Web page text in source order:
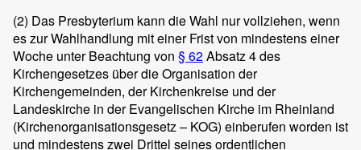
(2) Das Presbyterium kann die Wahl nur vollziehen, wenn
es zur Wahlhandlung mit einer Frist von mindestens einer
Woche unter Beachtung von § 62Absatz 4 des
Kirchengesetzes über die Organisation der
Kirchengemeinden, der Kirchenkreise und der
Landeskirche in der Evangelischen Kirche im Rheinland
(Kirchenorganisationsgesetz – KOG) einberufen worden ist
und mindestens zwei Drittel seines ordentlichen